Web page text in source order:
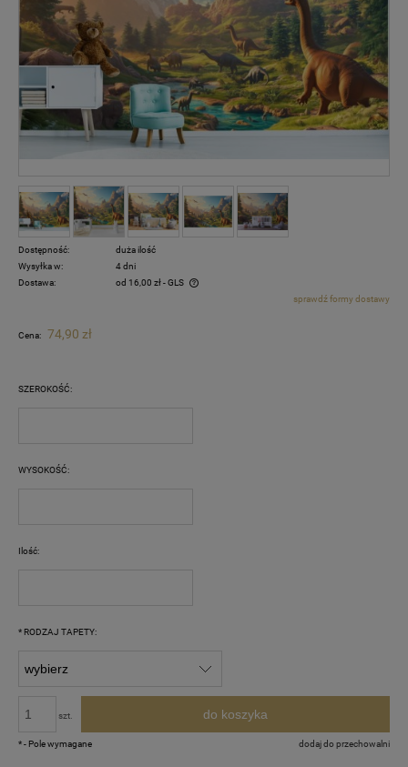
Dostępność:
duża ilość
Wysyłka w:
4 dni
Dostawa:
od 16,00 zł- GLS
Cena nie zawiera ewentualnych kosztów płatnościsprawdź formy dostawy
Cena: 74,90 zł
SZEROKOŚĆ:
WYSOKOŚĆ:
Ilość:
* RODZAJ TAPETY:
szt. do koszyka
dodaj do przechowalni
*- Pole wymagane